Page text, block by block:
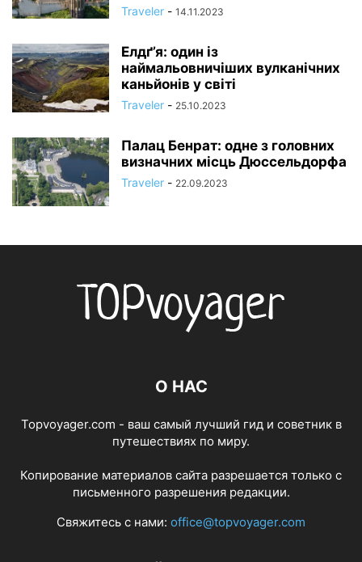
Traveler - 14.11.2023
Елдґ’я: один із
наймальовничіших вулканічних
каньйонів у світі
Traveler - 25.10.2023
Палац Бенрат: одне з головних
визначних місць Дюссельдорфа
Traveler - 22.09.2023
О НАС
Topvoyager.com - ваш самый лучший гид и советник в
путешествиях по миру.
Копирование материалов сайта разрешается только с
письменного разрешения редакции.
Свяжитесь с нами: office@topvoyager.com